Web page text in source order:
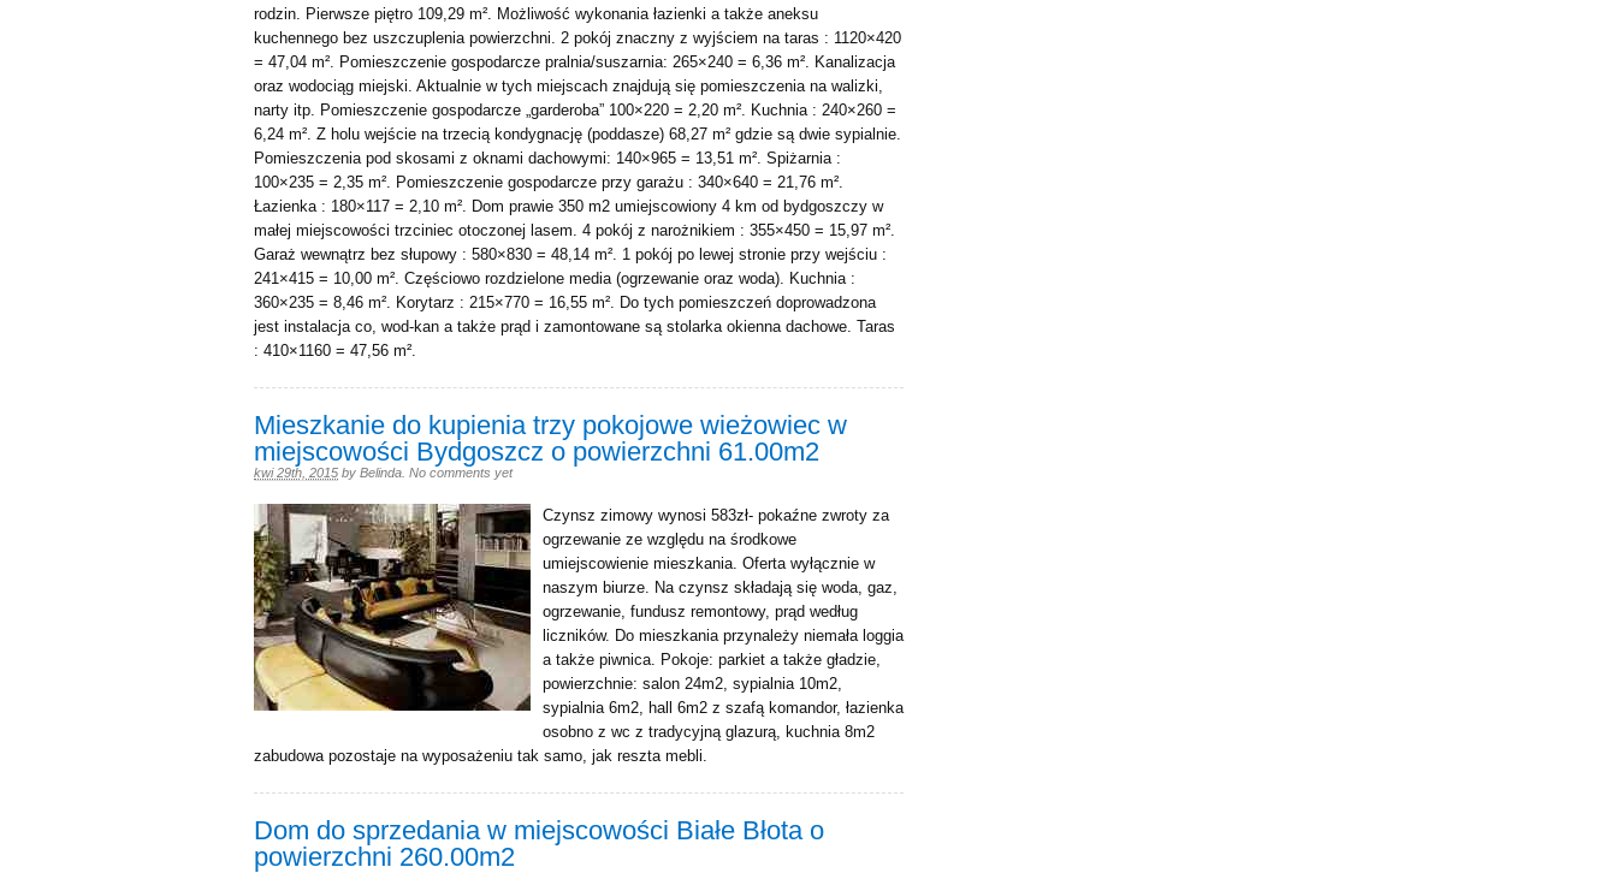
rodzin. Pierwsze piętro 109,29 m². Możliwość wykonania łazienki a także aneksu
kuchennego bez uszczuplenia powierzchni. 2 pokój znaczny z wyjściem na taras : 1120×420
= 47,04 m². Pomieszczenie gospodarcze pralnia/suszarnia: 265×240 = 6,36 m². Kanalizacja
oraz wodociąg miejski. Aktualnie w tych miejscach znajdują się pomieszczenia na walizki,
narty itp. Pomieszczenie gospodarcze „garderoba” 100×220 = 2,20 m². Kuchnia : 240×260 =
6,24 m². Z holu wejście na trzecią kondygnację (poddasze) 68,27 m² gdzie są dwie sypialnie.
Pomieszczenia pod skosami z oknami dachowymi: 140×965 = 13,51 m². Spiżarnia :
100×235 = 2,35 m². Pomieszczenie gospodarcze przy garażu : 340×640 = 21,76 m².
Łazienka : 180×117 = 2,10 m². Dom prawie 350 m2 umiejscowiony 4 km od bydgoszczy w
małej miejscowości trzciniec otoczonej lasem. 4 pokój z narożnikiem : 355×450 = 15,97 m².
Garaż wewnątrz bez słupowy : 580×830 = 48,14 m². 1 pokój po lewej stronie przy wejściu :
241×415 = 10,00 m². Częściowo rozdzielone media (ogrzewanie oraz woda). Kuchnia :
360×235 = 8,46 m². Korytarz : 215×770 = 16,55 m². Do tych pomieszczeń doprowadzona
jest instalacja co, wod-kan a także prąd i zamontowane są stolarka okienna dachowe. Taras
: 410×1160 = 47,56 m².
Mieszkanie do kupienia trzy pokojowe wieżowiec w
miejscowości Bydgoszcz o powierzchni 61.00m2
kwi 29th, 2015 by Belinda No comments yet
Czynsz zimowy wynosi 583zł- pokaźne zwroty za
ogrzewanie ze względu na środkowe
umiejscowienie mieszkania. Oferta wyłącznie w
naszym biurze. Na czynsz składają się woda, gaz,
ogrzewanie, fundusz remontowy, prąd według
liczników. Do mieszkania przynależy niemała loggia
a także piwnica. Pokoje: parkiet a także gładzie,
powierzchnie: salon 24m2, sypialnia 10m2,
sypialnia 6m2, hall 6m2 z szafą komandor, łazienka
osobno z wc z tradycyjną glazurą, kuchnia 8m2
zabudowa pozostaje na wyposażeniu tak samo, jak reszta mebli.
Dom do sprzedania w miejscowości Białe Błota o
powierzchni 260.00m2